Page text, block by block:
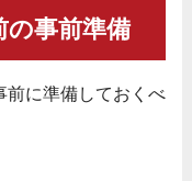
の事前準備
前に準備しておくべ